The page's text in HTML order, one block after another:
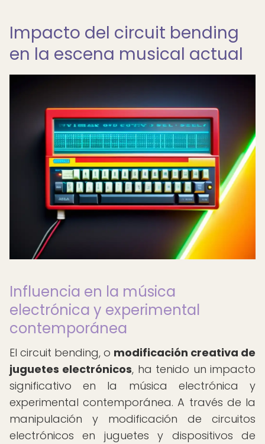
Impacto del circuit bending
en la escena musical actual
Influencia en la música
electrónica y experimental
contemporánea
El circuit bending, o modificación creativa de
juguetes electrónicos, ha tenido un impacto
significativo en la música electrónica y
experimental contemporánea. A través de la
manipulación y modificación de circuitos
electrónicos en juguetes y dispositivos de